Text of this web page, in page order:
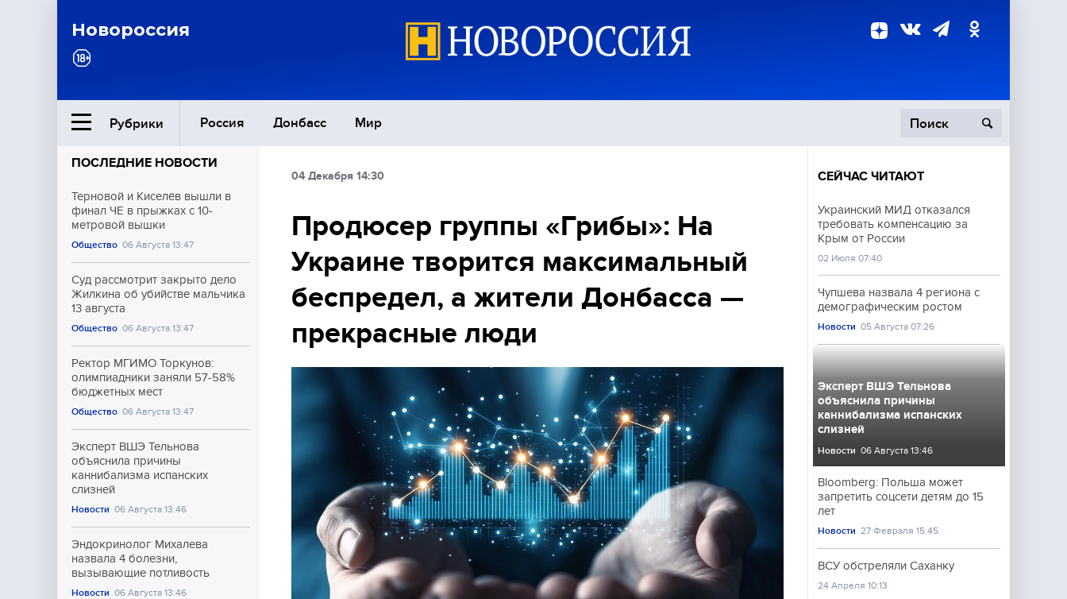
Новороссия
Рубрики Россия Донбасс Мир
Ближний Восток
Общество
Экономика
Происшествия
Культура
ПОСЛЕДНИЕ НОВОСТИ
Терновой и Киселёв вышли в
финал ЧЕ в прыжках с 10-
метровой вышки
Общество 06 Августа 13:47
Суд рассмотрит закрыто дело
Жилкина об убийстве мальчика
13 августа
Общество 06 Августа 13:47
Ректор МГИМО Торкунов:
олимпиадники заняли 57-58%
бюджетных мест
Общество 06 Августа 13:47
Эксперт ВШЭ Тельнова
объяснила причины
каннибализма испанских
слизней
Новости 06 Августа 13:46
Эндокринолог Михалева
назвала 4 болезни,
вызывающие потливость
Новости 06 Августа 13:46
04 Декабря 14:30
Продюсер группы «Грибы»: На
Украине творится максимальный
беспредел, а жители Донбасса —
прекрасные люди
СЕЙЧАС ЧИТАЮТ
Украинский МИД отказался
требовать компенсацию за
Крым от России
02 Июля 07:40
Чупшева назвала 4 региона с
демографическим ростом
Новости 05 Августа 07:26
Эксперт ВШЭ Тельнова
объяснила причины
каннибализма испанских
слизней
Новости 06 Августа 13:46
Bloomberg: Польша может
запретить соцсети детям до 15
лет
Новости 27 Февраля 15:45
ВСУ обстреляли Саханку
24 Апреля 10:13